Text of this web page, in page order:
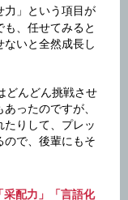
」という項目が
、任せてみると
いと全然成長し
どんどん挑戦させ
ったのですが、
りして、プレッ
で、後輩にもそ
采配力」「言語化